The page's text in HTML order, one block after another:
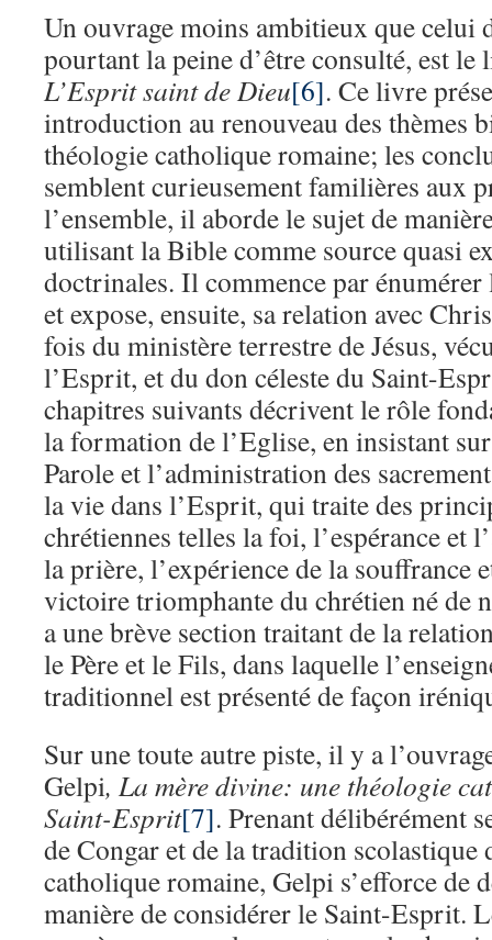
Un ouvrage moins ambitieux que celui
pourtant la peine d’être consulté, est
L’Esprit saint de Dieu[6]. Ce livre
introduction au renouveau des thèmes
théologie catholique romaine; les
semblent curieusement familières aux
l’ensemble, il aborde le sujet de
utilisant la Bible comme source quasi
doctrinales. Il commence par
et expose, ensuite, sa relation avec
fois du ministère terrestre de Jésus,
l’Esprit, et du don céleste du Saint-
chapitres suivants décrivent le rôle
la formation de l’Eglise, en insistant
Parole et l’administration des
la vie dans l’Esprit, qui traite des
chrétiennes telles la foi, l’espérance et
la prière, l’expérience de la souffrance
victoire triomphante du chrétien né de
a une brève section traitant de la
le Père et le Fils, dans laquelle
traditionnel est présenté de façon
Sur une toute autre piste, il y a
Gelpi, La mère divine: une théologie
Saint-Esprit[7]. Prenant délibérément
de Congar et de la tradition scolastique
catholique romaine, Gelpi s’efforce de
manière de considérer le Saint-Esprit.